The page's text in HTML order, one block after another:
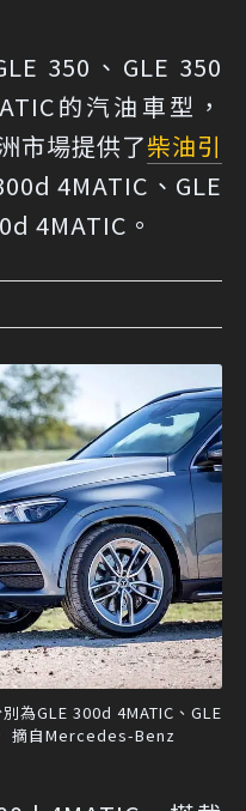
350、GLE 350
的汽油車型，
市場提供了柴油引
4MATIC、GLE
4MATIC。
為GLE 300d 4MATIC、GLE
摘自Mercedes-Benz